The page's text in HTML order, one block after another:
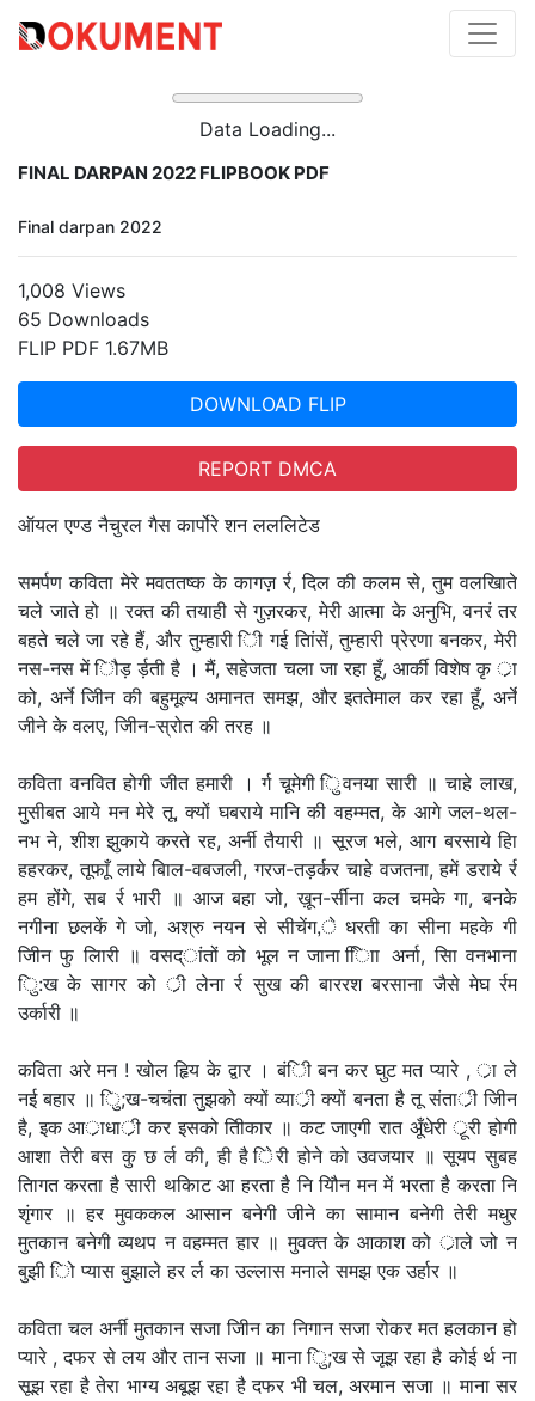
Data Loading...
FINAL DARPAN 2022 FLIPBOOK PDF
Final darpan 2022
1,008 Views
65 Downloads
FLIP PDF 1.67MB
DOWNLOAD FLIP
REPORT DMCA
ऑयल एण्ड नैचुरल गैस कार्पोरे शन लललिटेड
समर्पण कविता मेरे मवततष्क के कागज़ र्र, दिल की कलम से, तुम वलखिाते
चले जाते हो ॥ रक्त की तयाही से गुज़रकर, मेरी आत्मा के अनुभि, वनरं तर
बहते चले जा रहे हैं, और तुम्हारी िी गई तिांसें, तुम्हारी प्रेरणा बनकर, मेरी
नस-नस में िौड़ र्ड़ती है । मैं, सहेजता चला जा रहा हूँ, आर्की विशेष कृ र्ा
को, अर्ने जीिन की बहुमूल्य अमानत समझ, और इततेमाल कर रहा हूँ, अर्ने
जीने के वलए, जीिन-स्रोत की तरह ॥
कविता वनवित होगी जीत हमारी । र्ग चूमेगी िुवनया सारी ॥ चाहे लाख,
मुसीबत आये मन मेरे तू, क्यों घबराये मानि की वहम्मत, के आगे जल-थल-
नभ ने, शीश झुकाये करते रह, अर्नी तैयारी ॥ सूरज भले, आग बरसाये हिा
हहरकर, तूफाूँ लाये बािल-वबजली, गरज-तड़र्कर चाहे वजतना, हमें डराये र्र
हम होंगे, सब र्र भारी ॥ आज बहा जो, ख़ून-र्सीना कल चमके गा, बनके
नगीना छलकें गे जो, अश्रु नयन से सीचेंग,े धरती का सीना महके गी
जीिन फु लिारी ॥ वसद्ांतों को भूल न जाना िािा अर्ना, सिा वनभाना
िु:ख के सागर को र्ी लेना र्र सुख की बाररश बरसाना जैसे मेघ र्रम
उर्कारी ॥
कविता अरे मन ! खोल हृिय के द्वार । बंिी बन कर घुट मत प्यारे , र्ा ले
नई बहार ॥ िु;ख-चचंता तुझको क्यों व्यार्ी क्यों बनता है तू संतार्ी जीिन
है, इक आर्ाधार्ी कर इसको तिीकार ॥ कट जाएगी रात अूँधेरी र्ूरी होगी
आशा तेरी बस कु छ र्ल की, ही है िेरी होने को उवजयार ॥ सूयप सुबह
तिागत करता है सारी थकािट आ हरता है नि यौिन मन में भरता है करता नि
शृंगार ॥ हर मुवककल आसान बनेगी जीने का सामान बनेगी तेरी मधुर
मुतकान बनेगी व्यथप न वहम्मत हार ॥ मुवक्त के आकाश को र्ाले जो न
बुझी िो प्यास बुझाले हर र्ल का उल्लास मनाले समझ एक उर्हार ॥
कविता चल अर्नी मुतकान सजा जीिन का निगान सजा रोकर मत हलकान हो
प्यारे , दफर से लय और तान सजा ॥ माना िु;ख से जूझ रहा है कोई र्थ ना
सूझ रहा है तेरा भाग्य अबूझ रहा है दफर भी चल, अरमान सजा ॥ माना सर